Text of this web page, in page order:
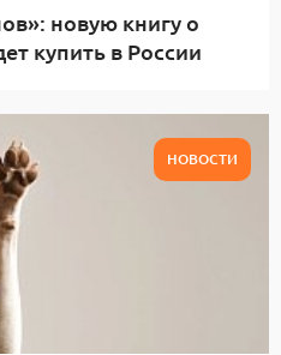
новую книгу о
купить в России
НОВОСТИ